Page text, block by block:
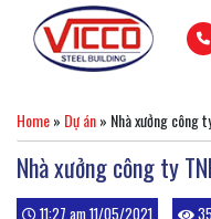
Home» Dự án» Nhà xưởng công
Nhà xưởng công ty
11:27 am 11/05/2021